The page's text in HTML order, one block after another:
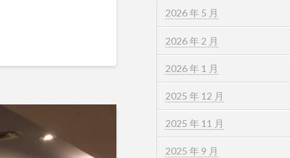
2026 年 5 月
2026 年 2 月
2026 年 1 月
2025 年 12 月
2025 年 11 月
2025 年 9 月